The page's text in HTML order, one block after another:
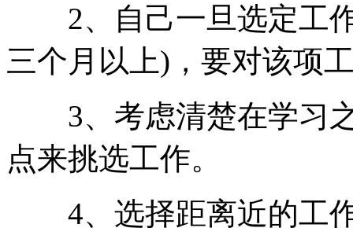
2、自己一旦选定工作
三个月以上)，要对该项
3、考虑清楚在学习之
点来挑选工作。
4、选择距离近的工作